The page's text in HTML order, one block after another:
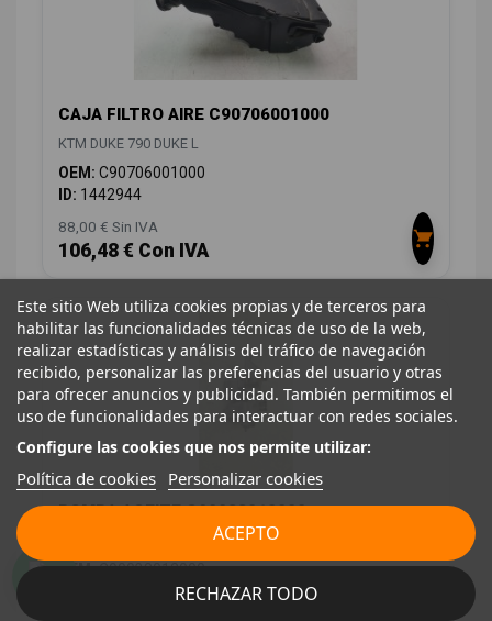
CAJA FILTRO AIRE C90706001000
KTM DUKE 790 DUKE L
OEM: C90706001000
ID: 1442944
88,00 € Sin IVA
106,48 € Con IVA
BOMBA ACEITE C90038012000
OEM:C90038012000
Este sitio Web utiliza cookies propias y de terceros para
habilitar las funcionalidades técnicas de uso de la web,
realizar estadísticas y análisis del tráfico de navegación
recibido, personalizar las preferencias del usuario y otras
para ofrecer anuncios y publicidad. También permitimos el
uso de funcionalidades para interactuar con redes sociales.
Configure las cookies que nos permite utilizar:
Política de cookies Personalizar cookies
RECHAZAR TODO
ACEPTO